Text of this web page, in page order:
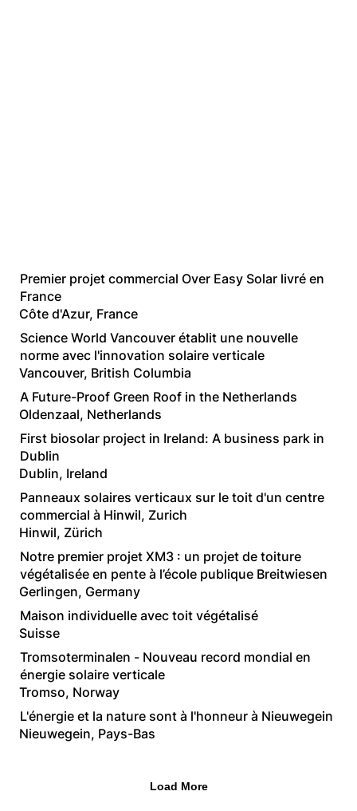
Load More
Premier projet commercial Over Easy Solar livré en
France
Côte d'Azur, France
Science World Vancouver établit une nouvelle
norme avec l'innovation solaire verticale
Vancouver, British Columbia
A Future-Proof Green Roof in the Netherlands
Oldenzaal, Netherlands
First biosolar project in Ireland: A business park in
Dublin
Dublin, Ireland
Panneaux solaires verticaux sur le toit d'un centre
commercial à Hinwil, Zurich
Hinwil, Zürich
Notre premier projet XM3 : un projet de toiture
végétalisée en pente à l’école publique Breitwiesen
Gerlingen, Germany
Maison individuelle avec toit végétalisé
Suisse
Tromsoterminalen - Nouveau record mondial en
énergie solaire verticale
Tromso, Norway
L'énergie et la nature sont à l'honneur à Nieuwegein
Nieuwegein, Pays-Bas